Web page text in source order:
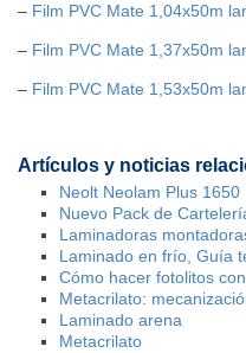
– Film PVC Mate 1,04x50m
– Film PVC Mate 1,37x50m
– Film PVC Mate 1,53x50m
Artículos y noticias
Neolt Neolam Plus 1650
Nuevo Pack de
Laminadoras
Laminado en frío, Guía
Cómo hacer fotolitos
Metacrilato:
Laminado arena
Metacrilato